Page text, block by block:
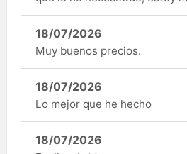
18/07/2026
Muy buenos precios.
18/07/2026
Lo mejor que he hecho
18/07/2026